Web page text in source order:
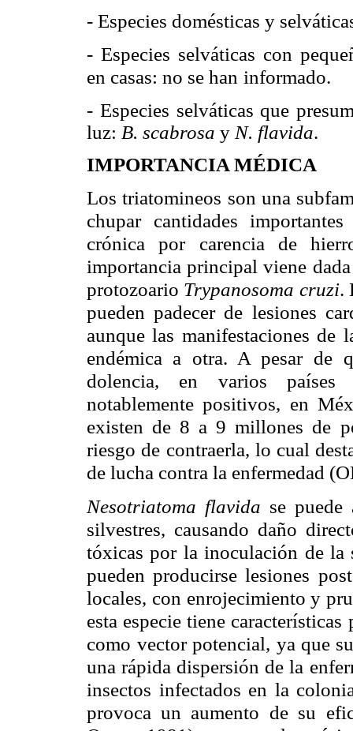
- Especies domésticas y
- Especies selváticas con
en casas: no se han informado.
- Especies selváticas que
luz: B. scabrosa y N. flavida.
IMPORTANCIA MÉDICA
Los triatomineos son una
chupar
cantidades
crónica por carencia de
importancia principal viene
protozoario Trypanosoma cruzi.
pueden padecer de lesiones
aunque las manifestaciones de
endémica a otra. A pesar de
dolencia, en
varios países
notablemente positivos, en
existen de 8 a 9 millones de
riesgo de contraerla, lo cual
de lucha contra la enfermedad
Nesotriatoma flavida se puede
silvestres, causando daño
tóxicas por la inoculación de la
pueden producirse lesiones
locales, con enrojecimiento y
esta especie tiene características
como vector potencial, ya que
una rápida dispersión de la
insectos infectados en la
provoca un aumento de su